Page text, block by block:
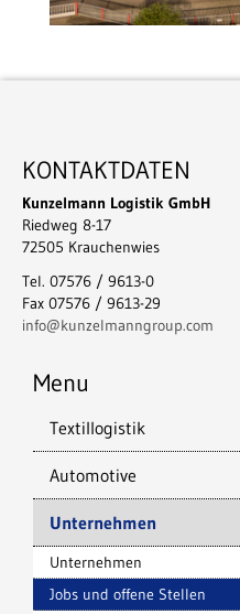
KONTAKTDATEN
Kunzelmann Logistik GmbH
Riedweg 8-17
72505 Krauchenwies
Tel. 07576 / 9613-0
Fax 07576 / 9613-29
info@kunzelmanngroup.com
Menu
Textillogistik
Automotive
Unternehmen
Unternehmen
Jobs und offene Stellen